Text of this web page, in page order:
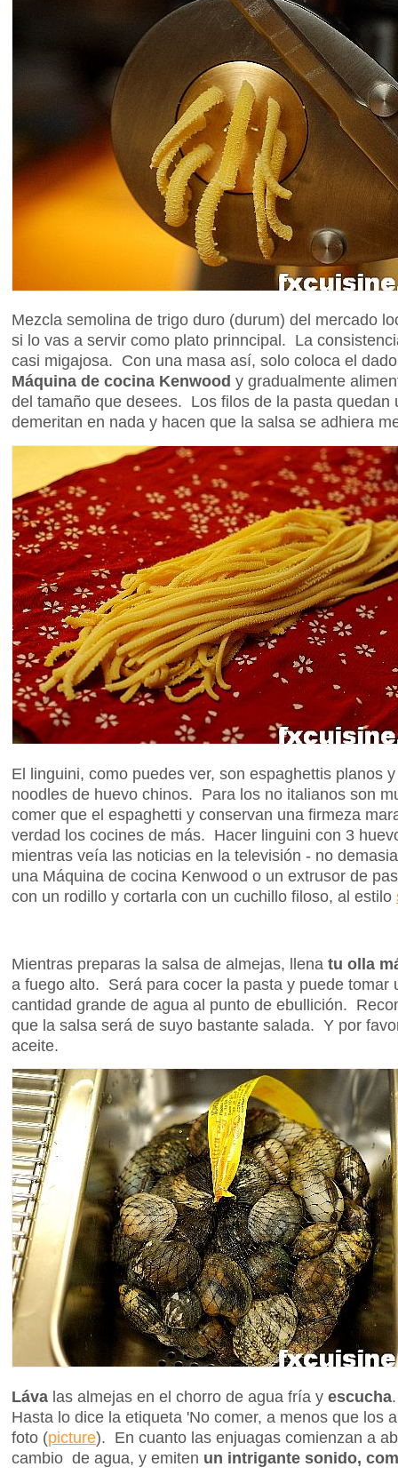
Mezcla semolina de trigo duro (durum) del mercado
si lo vas a servir como plato prinncipal. La
casi migajosa. Con una masa así, solo coloca el
Máquina de cocina Kenwood y gradualmente
del tamaño que desees. Los filos de la pasta quedan
demeritan en nada y hacen que la salsa se adhiera
El linguini, como puedes ver, son espaghettis planos
noodles de huevo chinos. Para los no italianos son
comer que el espaghetti y conservan una firmeza
verdad los cocines de más. Hacer linguini con 3
mientras veía las noticias en la televisión - no
una Máquina de cocina Kenwood o un extrusor de
con un rodillo y cortarla con un cuchillo filoso, al estilo
Mientras preparas la salsa de almejas, llena tu olla
a fuego alto. Será para cocer la pasta y puede tomar
cantidad grande de agua al punto de ebullición.
que la salsa será de suyo bastante salada. Y por
aceite.
Láva las almejas en el chorro de agua fría y escucha
Hasta lo dice la etiqueta 'No comer, a menos que los
foto (picture). En cuanto las enjuagas comienzan a
cambio de agua, y emiten un intrigante sonido,